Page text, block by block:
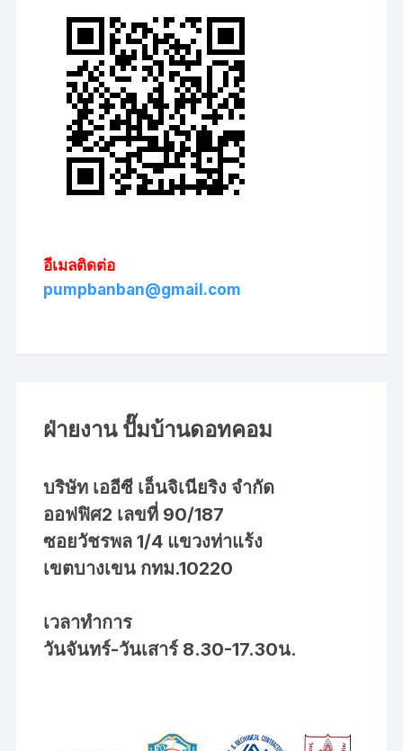
อีเมลติดต่อ
pumpbanban@gmail.com
ฝ่ายงาน ปั๊มบ้านดอทคอม
บริษัท เออีซี เอ็นจิเนียริง จำกัด
ออฟฟิศ2 เลขที่ 90/187
ซอยวัชรพล 1/4 แขวงท่าแร้ง
เขตบางเขน กทม.10220
เวลาทำการ
วันจันทร์-วันเสาร์ 8.30-17.30น.